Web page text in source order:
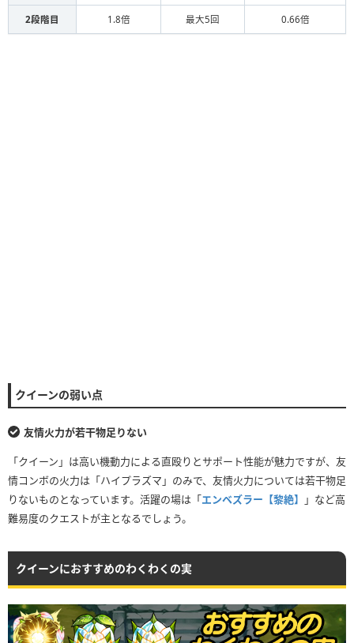
2段階目 1.8倍 最大5回 0.66倍
クイーンの弱い点
友情火力が若干物足りない
「クイーン」は高い機動力による直殴りとサポート性能が魅力ですが、友
情コンボの火力は「ハイプラズマ」のみで、友情火力については若干物足
りないものとなっています。活躍の場は「エンベズラー【黎絶】
」など高
難易度のクエストが主となるでしょう。
クイーンにおすすめのわくわくの実